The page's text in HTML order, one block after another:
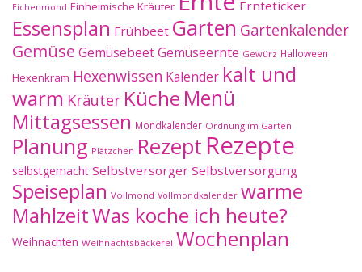
Eichenmond Einheimische Kräuter Ernteticker
Essensplan Frühbeet Garten Gartenkalender
Gemüse GemüsebeetGemüseernte Gewürz Halloween
Hexenkram Hexenwissen Kalender kalt und
warm Kräuter Küche Menü
Mittagsessen Mondkalender Ordnung im Garten
Planung Plätzchen Rezept Rezepte
selbstgemacht Selbstversorger Selbstversorgung
Speiseplan Vollmond Vollmondkalender warme
MahlzeitWas koche ich heute?
Weihnachten Weihnachtsbäckerei Wochenplan